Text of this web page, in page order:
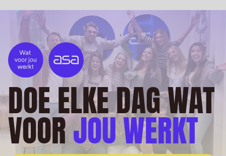
DOE ELKE DAG WAT
VOORJOU WERKT